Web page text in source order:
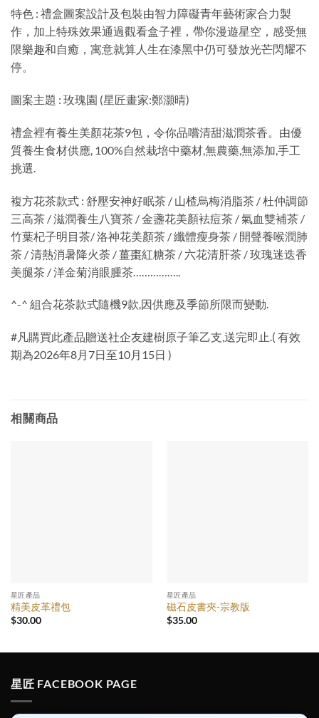
特色 : 禮盒圖案設計及包裝由智力障礙青年藝術家合力製
作，加上特殊效果通過觀看盒子裡，帶你漫遊星空，感受無
限樂趣和自癒，寓意就算人生在漆黑中仍可發放光芒閃耀不
停。
圖案主題 : 玫瑰園 (星匠畫家:鄭灝晴)
禮盒裡有養生美顏花茶9包，令你品嚐清甜滋潤茶香。由優
質養生食材供應, 100%自然栽培中藥材,無農藥,無添加,手工
挑選.
複方花茶款式 : 舒壓安神好眠茶 / 山楂烏梅消脂茶 / 杜仲調節
三高茶 / 滋潤養生八寶茶 / 金盞花美顏袪痘茶 / 氣血雙補茶 /
竹葉杞子明目茶/ 洛神花美顏茶 / 纖體瘦身茶 / 開聲養喉潤肺
茶 / 清熱消暑降火荼 / 薑棗紅糖茶 / 六花清肝茶 / 玫瑰迷迭香
美腿茶 / 洋金菊消眼腫茶……………..
^-^ 組合花茶款式隨機9款,因供應及季節所限而變動.
#凡購買此產品贈送社企友建樹原子筆乙支,送完即止.( 有效
期為2026年8月7日至10月15日 )
相關商品
星匠產品
精美皮革禮包
$30.00
星匠產品
磁石皮書夾-宗教版
$35.00
星匠 FACEBOOK PAGE